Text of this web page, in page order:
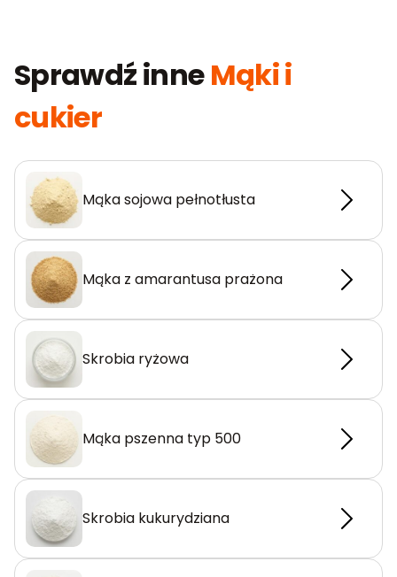
Sprawdź inneMąki i
cukier
Mąka sojowa pełnotłusta
Mąka z amarantusa prażona
Skrobia ryżowa
Mąka pszenna typ 500
Skrobia kukurydziana